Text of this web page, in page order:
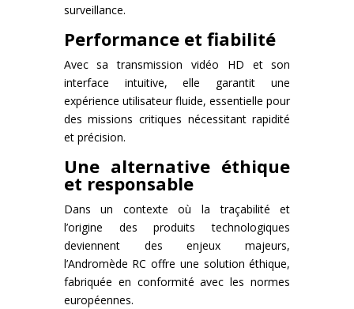
surveillance.
Performance et fiabilité
Avec sa transmission vidéo HD et son
interface intuitive, elle garantit une
expérience utilisateur fluide, essentielle pour
des missions critiques nécessitant rapidité
et précision.
Une alternative éthique
et responsable
Dans un contexte où la traçabilité et
l’origine des produits technologiques
deviennent des enjeux majeurs,
l’Andromède RC offre une solution éthique,
fabriquée en conformité avec les normes
européennes.